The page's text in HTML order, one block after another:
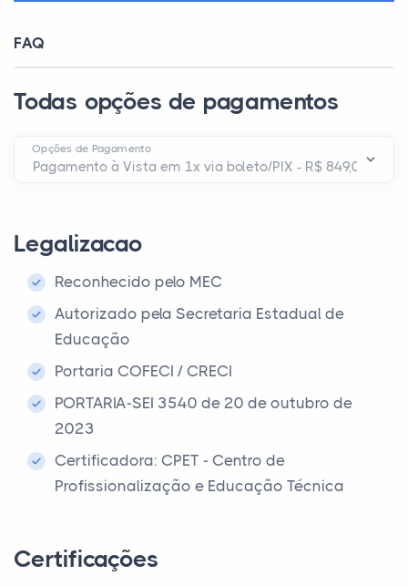
FAQ
Todas opções de pagamentos
Opções de Pagamento
Legalizacao
Reconhecido pelo MEC
Autorizado pela Secretaria Estadual de
Educação
Portaria COFECI / CRECI
PORTARIA-SEI 3540 de 20 de outubro de
2023
Certificadora: CPET - Centro de
Profissionalização e Educação Técnica
Certificações